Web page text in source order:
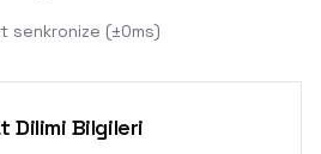
senkronize (±0ms)
Dilimi Bilgileri